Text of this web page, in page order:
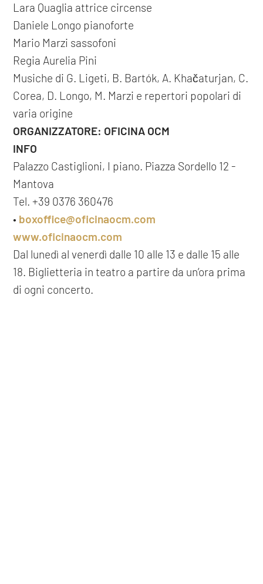
Lara Quaglia attrice circense
Daniele Longo pianoforte
Mario Marzi sassofoni
Regia Aurelia Pini
Musiche di G. Ligeti, B. Bartók, A. Khačaturjan, C.
Corea, D. Longo, M. Marzi e repertori popolari di
varia origine
ORGANIZZATORE: OFICINA OCM
INFO
Palazzo Castiglioni, I piano. Piazza Sordello 12 -
Mantova
Tel. +39 0376 360476
• boxoffice@oficinaocm.com
www.oficinaocm.com
Dal lunedì al venerdì dalle 10 alle 13 e dalle 15 alle
18. Biglietteria in teatro a partire da un’ora prima
di ogni concerto.